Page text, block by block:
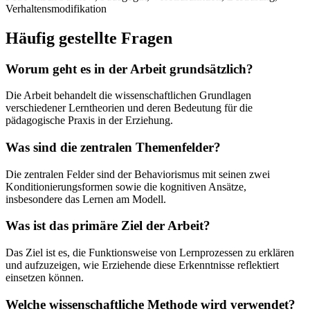
Verhaltensmodifikation
Häufig gestellte Fragen
Worum geht es in der Arbeit grundsätzlich?
Die Arbeit behandelt die wissenschaftlichen Grundlagen
verschiedener Lerntheorien und deren Bedeutung für die
pädagogische Praxis in der Erziehung.
Was sind die zentralen Themenfelder?
Die zentralen Felder sind der Behaviorismus mit seinen zwei
Konditionierungsformen sowie die kognitiven Ansätze,
insbesondere das Lernen am Modell.
Was ist das primäre Ziel der Arbeit?
Das Ziel ist es, die Funktionsweise von Lernprozessen zu erklären
und aufzuzeigen, wie Erziehende diese Erkenntnisse reflektiert
einsetzen können.
Welche wissenschaftliche Methode wird verwendet?